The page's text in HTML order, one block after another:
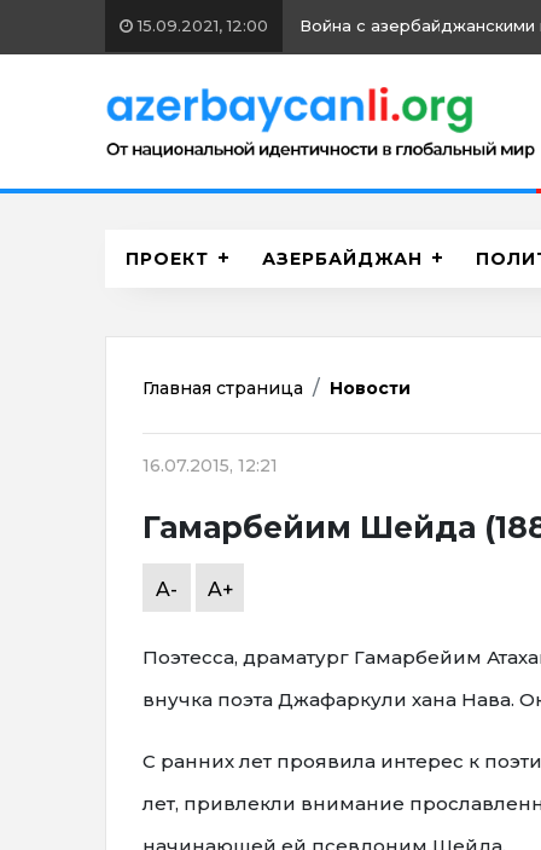
15.09.2021, 12:00 Война с азербайджанскими
ПРОЕКТ АЗЕРБАЙДЖАН
Главная страница Новости
16.07.2015, 12:21
Гамарбейим Шейда
A- A+
Поэтесса, драматург Гамарбейим
внучка поэта Джафаркули хана
С ранних лет проявила интерес к
лет, привлекли внимание